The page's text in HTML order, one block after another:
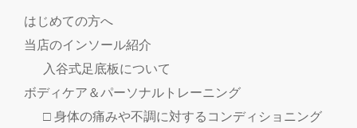
はじめての方へ
当店のインソール紹介
入谷式足底板について
ボディケア＆パーソナルトレーニング
□ 身体の痛みや不調に対するコンディショニング